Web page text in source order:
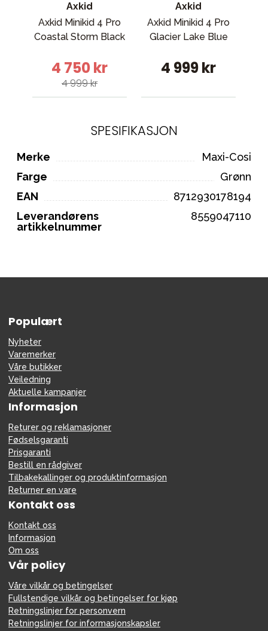
Axkid
Axkid Minikid 4 Pro
Coastal Storm Black
4 750 kr
4 999 kr
Axkid
Axkid Minikid 4 Pro
Glacier Lake Blue
4 999 kr
SPESIFIKASJON
Merke
Maxi-Cosi
Farge
Grønn
EAN
8712930178194
Leverandørens
artikkelnummer
8559047110
Populært
Nyheter
Varemerker
Våre butikker
Veiledning
Aktuelle kampanjer
Informasjon
Returer og reklamasjoner
Fødselsgaranti
Prisgaranti
Bestill en rådgiver
Tilbakekallinger og produktinformasjon
Returner en vare
Kontakt oss
Kontakt oss
Informasjon
Om oss
Vår policy
Våre vilkår og betingelser
Fullstendige vilkår og betingelser for kjøp
Retningslinjer for personvern
Retningslinjer for informasjonskapsler